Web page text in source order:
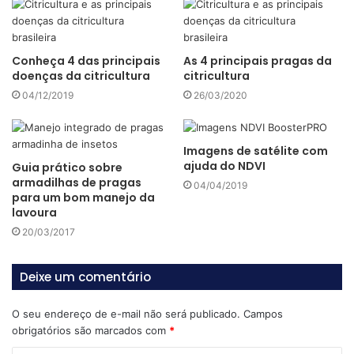
Outro dano causado pelos percevejos é a indução de
um distúrbio fisiológico, que afeta a maturação normal das
plantas atacadas, fazendo com que estas permaneçam
com as folhas verdes ao final do ciclo. Isso causa
problemas na colheita, pelo excesso de umidade no
processo de trilha e no produto colhido.
Doenças de Final de Ciclo (DFCs)
As DFCs são um complexo de doenças que ocorrem
na mesma época, no final do ciclo da cultura da soja, e
provocam redução na eficiência fotossintética,
produtividade. São elas: a mancha-parda ou septoriose,
que é causada pelo fungoSeptoria glycines, o
crestamento foliar de cercóspora e a mancha-púrpura da
semente, causados pelo fungo
Conheça 4 das principais
doenças da citricultura
04/12/2019
As 4 principais pragas da
citricultura
26/03/2020
Guia prático sobre
armadilhas de pragas
para um bom manejo da
lavoura
20/03/2017
Imagens de satélite com
ajuda do NDVI
04/04/2019
Deixe um comentário
O seu endereço de e-mail não será publicado. Campos
obrigatórios são marcados com *